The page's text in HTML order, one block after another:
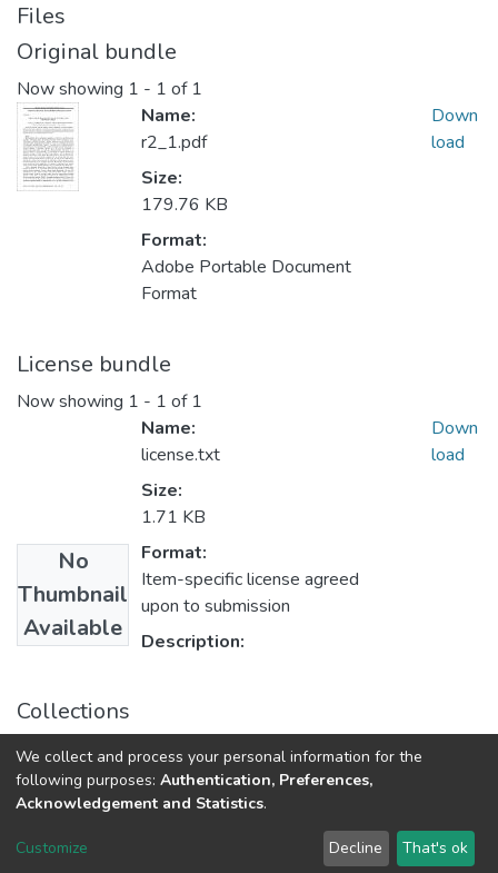
Files
Original bundle
Now showing 1 - 1 of 1
Name:
r2_1.pdf
Size:
179.76 KB
Format:
Adobe Portable Document
Format
Down
load
License bundle
Now showing 1 - 1 of 1
No
Thumbnail
Available
Name:
license.txt
Size:
1.71 KB
Format:
Item-specific license agreed
upon to submission
Description:
Down
load
Collections
Вісник НТУУ «КПІ». Приладобудування: збірник
наукових праць, Вип. 25
DSpace software copyright © 2002-2026 LYRASIS
Send Feedback
We collect and process your personal information for the
following purposes: Authentication, Preferences,
Acknowledgement and Statistics.
Customize Decline That's ok